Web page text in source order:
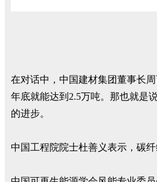
在对话中，中国建材集团董事长
年底就能达到2.5万吨。那也就是
的进步。
中国工程院院士杜善义表示，碳